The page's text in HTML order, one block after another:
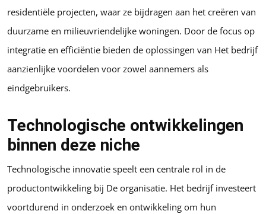
residentiële projecten, waar ze bijdragen aan het creëren van
duurzame en milieuvriendelijke woningen. Door de focus op
integratie en efficiëntie bieden de oplossingen van Het bedrijf
aanzienlijke voordelen voor zowel aannemers als
eindgebruikers.
Technologische ontwikkelingen
binnen deze niche
Technologische innovatie speelt een centrale rol in de
productontwikkeling bij De organisatie. Het bedrijf investeert
voortdurend in onderzoek en ontwikkeling om hun